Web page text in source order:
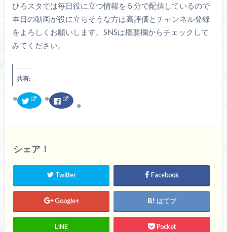
ひろスタでは毎日役に立つ情報を５分で配信しているので
本日の動画が役に立ちそうな方は高評価とチャンネル登録
をよろしくお願いします。SNSは概要欄からチェックして
みてください。
共有:
ク
ッ
i
t
e
共
有
い
F
c
す
る
に
は
ク
ッ
し
く
シェア！
Twitter Facebook
Google+ はてブ
LINE Pocket